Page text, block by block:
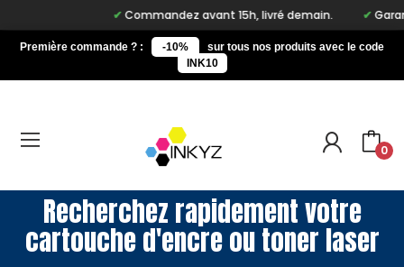
Commandez avant 15h, livré demain.
Première commande ? : -10%
sur tous nos produits avec le code
INK10
0
Recherchez rapidement votre
cartouche d'encre ou toner laser